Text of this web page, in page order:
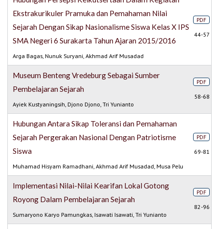
Ekstrakurikuler Pramuka dan Pemahaman Nilai
Sejarah Dengan Sikap Nasionalisme Siswa Kelas X IPS
SMA Negeri 6 Surakarta Tahun Ajaran 2015/2016
Arga Bagas, Nunuk Suryani, Akhmad Arif Musadad
PDF
44-57
Museum Benteng Vredeburg Sebagai Sumber
Pembelajaran Sejarah
Ayiek Kustyaningsih, Djono Djono, Tri Yunianto
PDF
58-68
Hubungan Antara Sikap Toleransi dan Pemahaman
Sejarah Pergerakan Nasional Dengan Patriotisme
Siswa
Muhamad Hisyam Ramadhani, Akhmad Arif Musadad, Musa Pelu
PDF
69-81
Implementasi Nilai-Nilai Kearifan Lokal Gotong
Royong Dalam Pembelajaran Sejarah
Sumaryono Karyo Pamungkas, Isawati Isawati, Tri Yunianto
PDF
82-96